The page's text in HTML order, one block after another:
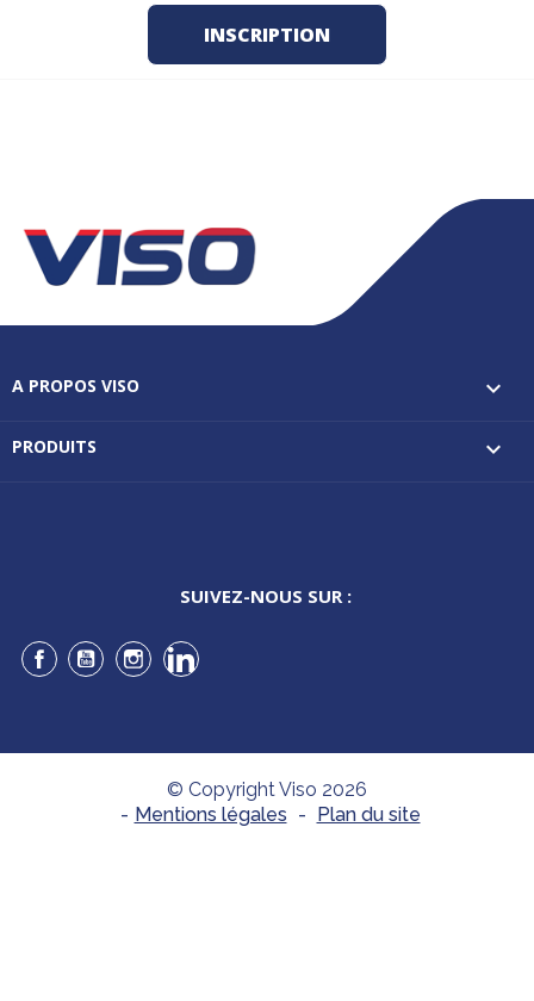
A PROPOS VISO 
PRODUITS 
SUIVEZ-NOUS SUR :
Facebook
YouTubeInstagramLinkedIn
© Copyright Viso 2026
- Mentions légales - Plan du site